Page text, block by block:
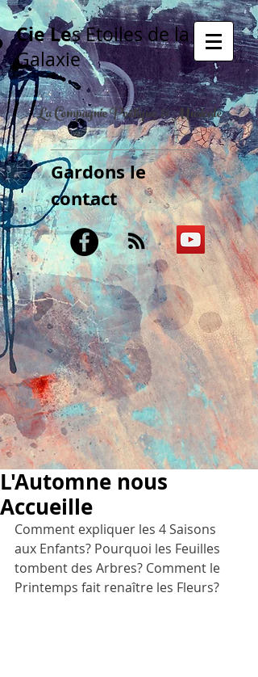
Cie Les Etoiles de la
Galaxie
La Compagnie Poétique & Musicale
Gardons le
contact
L'Automne nous
Accueille
Comment expliquer les 4 Saisons
aux Enfants? Pourquoi les Feuilles
tombent des Arbres? Comment le
Printemps fait renaître les Fleurs?